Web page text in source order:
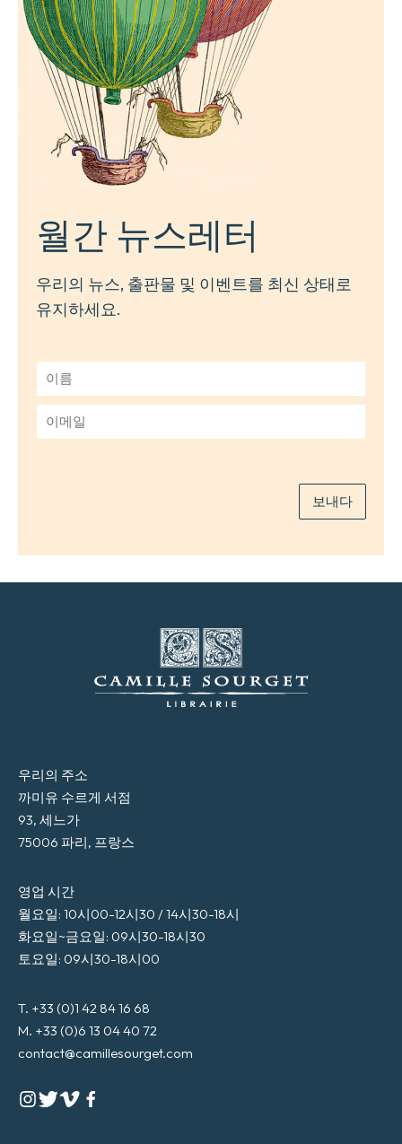
월간 뉴스레터
우리의 뉴스, 출판물 및 이벤트를 최신 상태로
유지하세요.
름
*
메
보내다
우리의 주소
까미유 수르게 서점
93, 세느가
75006 파리, 프랑스
영업 시간
월요일: 10시00-12시30 / 14시30-18시
화요일~금요일: 09시30-18시30
토요일: 09시30-18시00
T. +33 (0)1 42 84 16 68
M. +33 (0)6 13 04 40 72
contact@camillesourget.com